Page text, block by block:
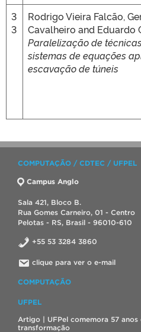
3
3
Rodrigo Vieira Falcão,
Cavalheiro and Eduardo
Paralelização de
sistemas de equações
escavação de túneis
COMPUTAÇÃO / CDTEC / UFPEL
Campus Anglo
Sala 421, Bloco B.
Rua Gomes Carneiro, 01 - Centro
Pelotas - RS, Brasil - 96010-610
+55 53 3284 3860
clique para ver o e-mail
COMPUTAÇÃO
UFPEL
Artigo | UFPel comemora 57
transformação